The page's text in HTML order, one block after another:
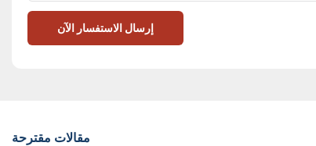
إرسال الاستفسار الآن
مقالات مقترحة